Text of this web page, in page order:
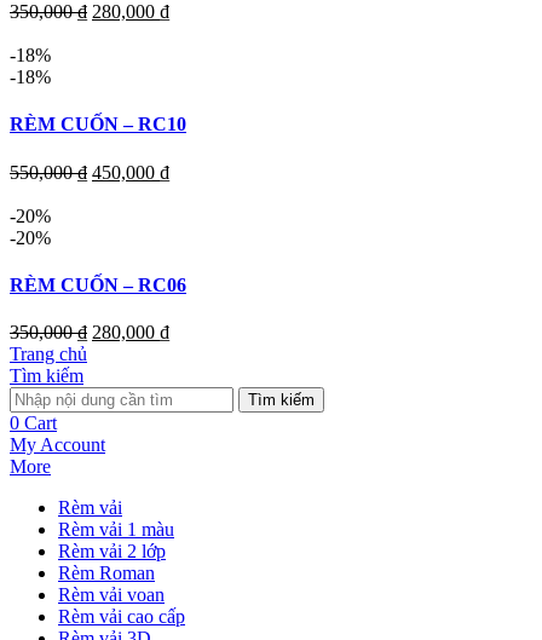
350,000₫ 280,000 ₫
-18%
-18%
RÈM CUỐN – RC10
550,000₫ 450,000 ₫
-20%
-20%
RÈM CUỐN – RC06
350,000₫ 280,000 ₫
Trang chủ
Tìm kiếm
Tìm kiếm
0 Cart
My Account
More
Rèm vải
Rèm vải 1 màu
Rèm vải 2 lớp
Rèm Roman
Rèm vải voan
Rèm vải cao cấp